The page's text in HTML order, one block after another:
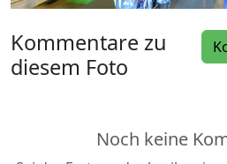
Kommentare zu
diesem Foto
Noch keine